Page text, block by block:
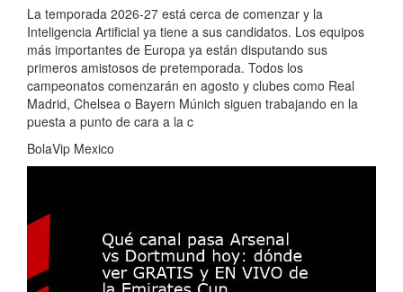
La temporada 2026-27 está cerca de comenzar y la
Inteligencia Artificial ya tiene a sus candidatos. Los equipos
más importantes de Europa ya están disputando sus
primeros amistosos de pretemporada. Todos los
campeonatos comenzarán en agosto y clubes como Real
Madrid, Chelsea o Bayern Múnich siguen trabajando en la
puesta a punto de cara a la c
BolaVip Mexico